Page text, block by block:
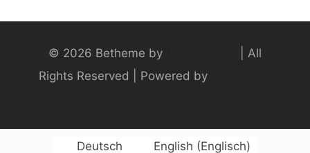
© 2026 Betheme by
| All
Rights Reserved | Powered by
Deutsch English (Englisch)